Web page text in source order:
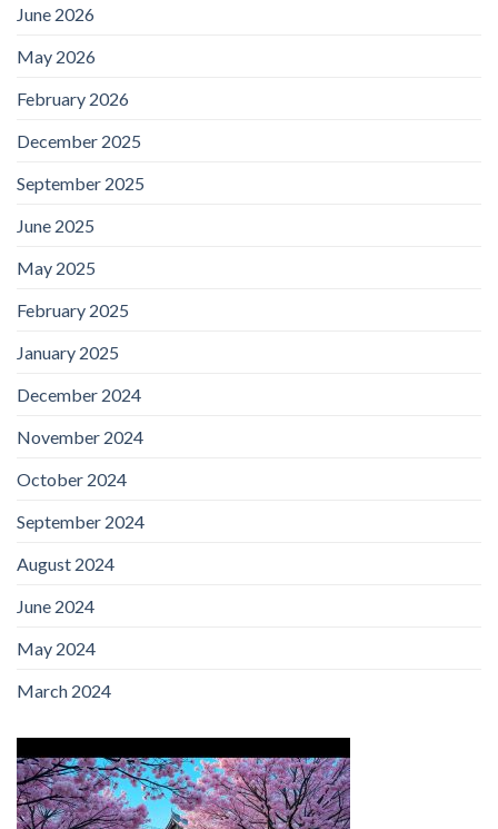
June 2026
May 2026
February 2026
December 2025
September 2025
June 2025
May 2025
February 2025
January 2025
December 2024
November 2024
October 2024
September 2024
August 2024
June 2024
May 2024
March 2024